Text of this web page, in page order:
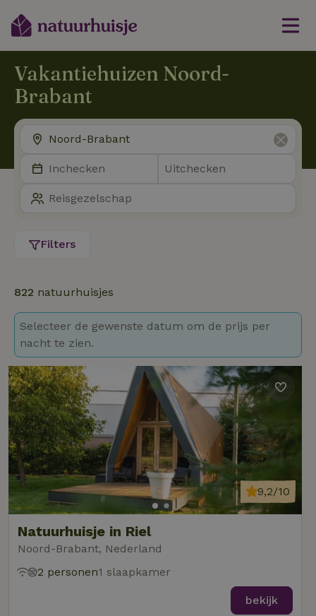
Vakantiehuizen Noord-
Brabant
Filters
822 natuurhuisjes
Selecteer de gewenste datum om de prijs per
nacht te zien.
Natuurhuisje in Riel
Noord-Brabant, Nederland
9,2/10
2 personen1 slaapkamer
bekijk